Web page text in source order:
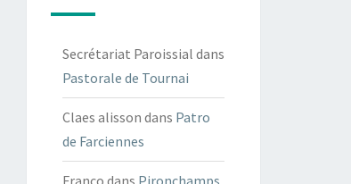
Secrétariat Paroissial dans
Pastorale de Tournai
Claes alisson dans Patro
de Farciennes
Franco dans Pironchamps